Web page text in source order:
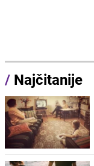
/ Najčitanije